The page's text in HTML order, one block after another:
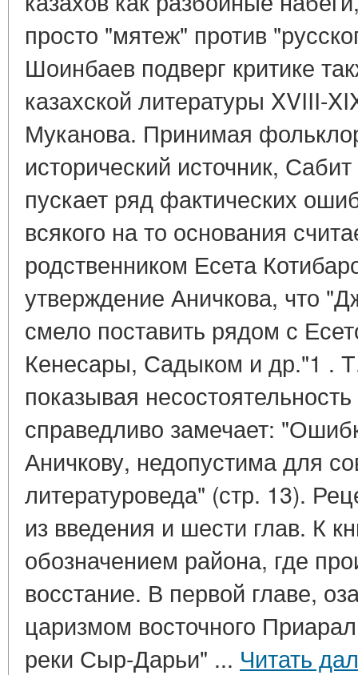
просто "мятеж" против
Шоинбаев подверг критике
казахской литературы XVIII-
Муканова. Принимая
исторический источник,
пускает ряд фактических
всякого на то основания
родственником Есета
утверждение Аничкова, что
смело поставить рядом с
Кенесары, Садыком и др."1 .
показывая
справедливо замечает:
Аничкову, недопустима для
литературоведа" (стр. 13).
из введения и шести глав. К
обозначением района, где
восстание. В первой главе,
царизмом восточного
реки Сыр-Дарьи" ... Читать